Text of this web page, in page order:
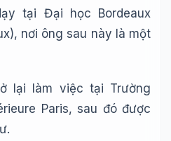
tại Đại học Bordeaux
nơi ông sau này là một
lại làm việc tại Trường
Paris, sau đó được